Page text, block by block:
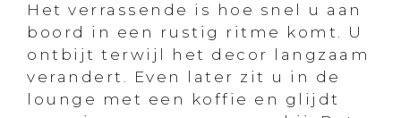
Het verrassende is hoe snel u aan
boord in een rustig ritme komt. U
ontbijt terwijl het decor langzaam
verandert. Even later zit u in de
lounge met een koffie en glijdt